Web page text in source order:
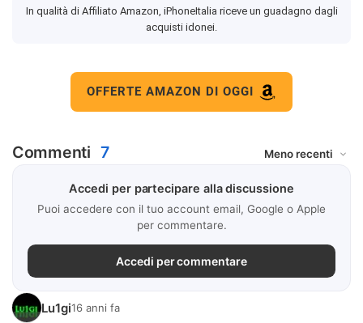
In qualità di Affiliato Amazon, iPhoneItalia riceve un guadagno dagli
acquisti idonei.
OFFERTE AMAZON DI OGGI
Commenti 7
Accedi per partecipare alla discussione
Puoi accedere con il tuo account email, Google o Apple
per commentare.
Accedi per commentare
Lu1gi16 anni fa